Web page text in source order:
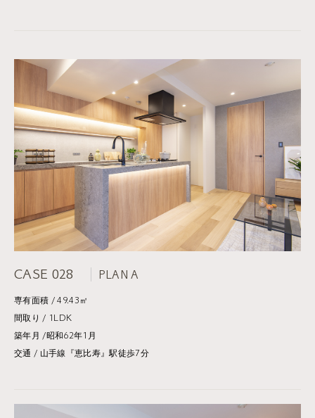
CASE 028 PLAN A
専有面積 / 49.43㎡
間取り / 1LDK
築年月 /昭和62年1月
交通 / 山手線『恵比寿』駅徒歩7分